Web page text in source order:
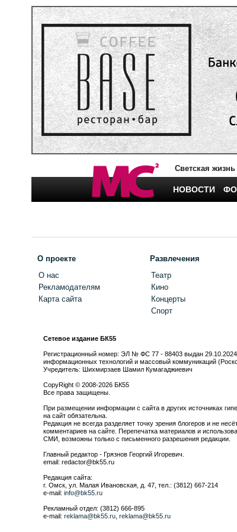
Светская
НОВОСТИ
О проекте
О нас
Рекламодателям
Карта сайта
Развлечения
Театр
Кино
Концерты
Спорт
Сетевое издание БК55
Регистрационный номер: ЭЛ № ФС 77 - 88403 выдан
информационных технологий и массовый коммуникаций
Учредитель: Шихмирзаев Шамил Кумагаджиевич
CopyRight © 2008-2026 БК55
Все права защищены.
При размещении информации с сайта в других источниках
на сайт обязательна.
Редакция не всегда разделяет точку зрения блогеров и не
комментариев на сайте. Перепечатка материалов и
СМИ, возможны только с письменного разрешения редакции.
Главный редактор - Грязнов Георгий Игоревич.
email: redactor@bk55.ru
Редакция сайта:
г. Омск, ул. Малая Ивановская, д. 47, тел.: (3812) 667-214
e-mail: info@bk55.ru
Рекламный отдел: (3812) 666-895
e-mail: reklama@bk55.ru reklama@bk55.ru